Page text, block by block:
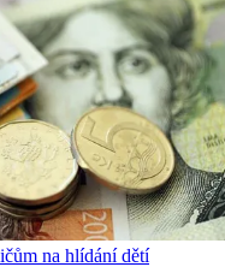
na hlídání dětí